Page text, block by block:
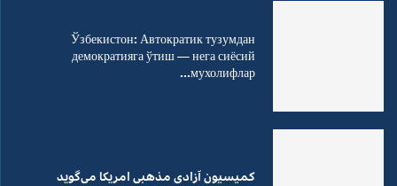
Ўзбекистон: Автократик тузумдан
демократияга ўтиш — нега сиёсий
мухолифлар...
کمیسیون آزادی مذهبی امریکا می‌گوید